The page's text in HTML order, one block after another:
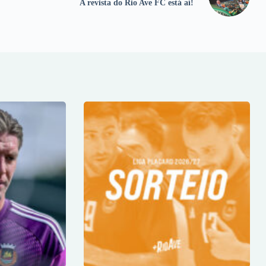
A revista do Rio Ave FC está aí!